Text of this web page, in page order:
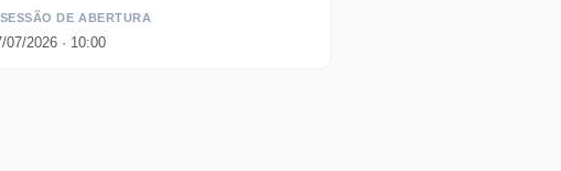
SESSÃO DE ABERTURA
07/2026 · 10:00